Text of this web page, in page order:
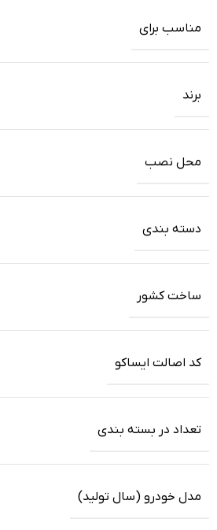
مناسب برای
برند
محل نصب
دسته بندی
ساخت کشور
کد اصالت ایساکو
تعداد در بسته بندی
مدل خودرو (سال تولید)